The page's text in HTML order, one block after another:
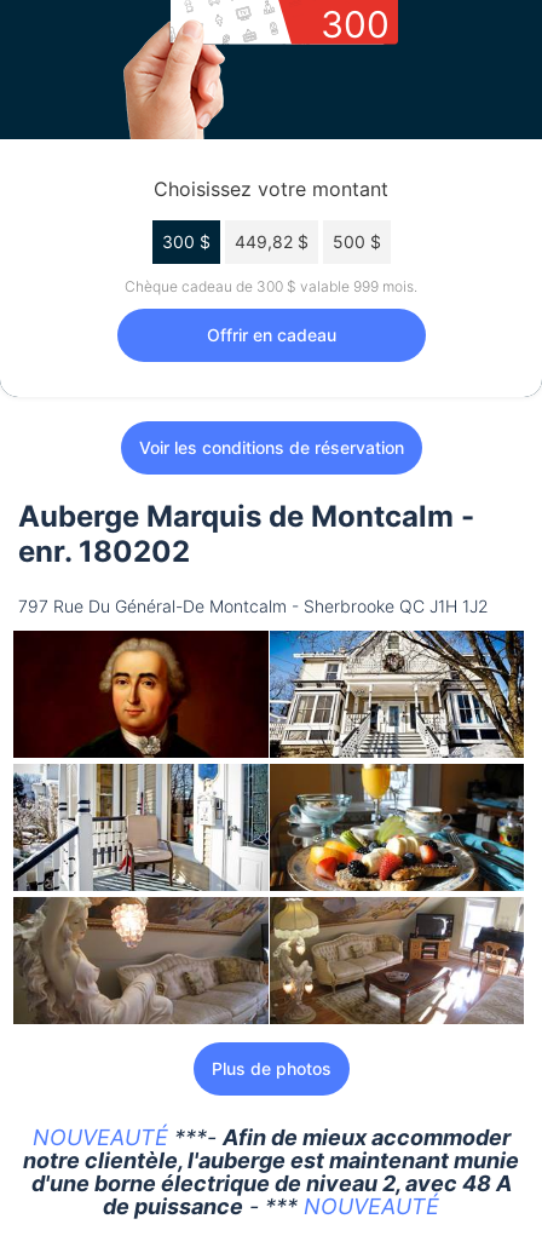
300
Choisissez votre montant
300 $ 449,82 $ 500 $
Chèque cadeau de 300 $ valable 999 mois.
Offrir en cadeau
Voir les conditions de réservation
Auberge Marquis de Montcalm -
enr. 180202
797 Rue Du Général-De Montcalm - Sherbrooke QC J1H 1J2
Plus de photos
NOUVEAUTÉ***-Afin de mieux accommoder
notre clientèle, l'auberge est maintenant munie
d'une borne électrique de niveau 2, avec 48 A
de puissance - *** NOUVEAUTÉ